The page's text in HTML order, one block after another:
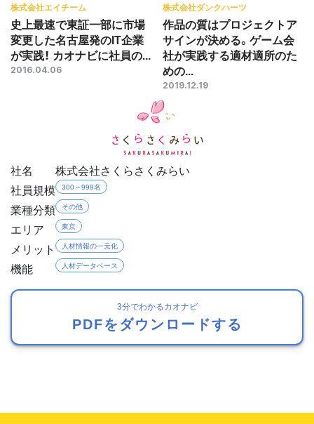
株式会社エイチーム
史上最速で東証一部に市場
変更した名古屋発のIT企業
が実践！ カオナビに社員の...
2016.04.06
株式会社ダンクハーツ
作品の質はプロジェクトア
サインが決める。ゲーム会
社が実践する適材適所のた
めの...
2019.12.19
社名
株式会社さくらさくみらい
社員規模
300～999名
業種分類 その他
エリア 東京
メリット 人材情報の一元化
機能 人材データベース
3分でわかるカオナビ
PDFをダウンロードする